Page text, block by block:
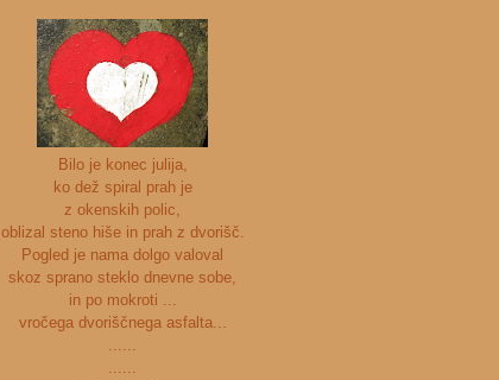
Bilo je konec julija,
ko dež spiral prah je
z okenskih polic,
oblizal steno hiše in prah z dvorišč.
Pogled je nama dolgo valoval
skoz sprano steklo dnevne sobe,
in po mokroti ...
vročega dvoriščnega asfalta...
......
......